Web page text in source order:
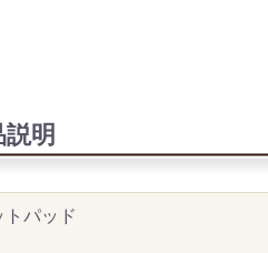
明
トパッド